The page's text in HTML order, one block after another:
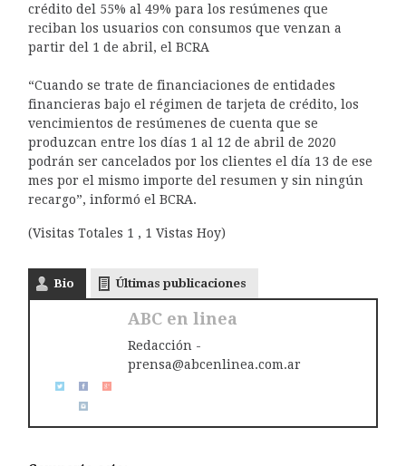
crédito del 55% al 49% para los resúmenes que
reciban los usuarios con consumos que venzan a
partir del 1 de abril, el BCRA
“Cuando se trate de financiaciones de entidades
financieras bajo el régimen de tarjeta de crédito, los
vencimientos de resúmenes de cuenta que se
produzcan entre los días 1 al 12 de abril de 2020
podrán ser cancelados por los clientes el día 13 de ese
mes por el mismo importe del resumen y sin ningún
recargo”, informó el BCRA.
(Visitas Totales 1 , 1 Vistas Hoy)
Bio Últimas publicaciones
ABC en linea
Redacción -
prensa@abcenlinea.com.ar